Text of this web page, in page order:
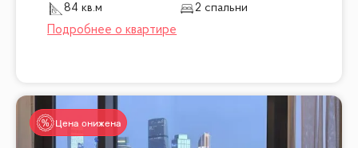
84 кв.м
2 спальни
Цена снижена